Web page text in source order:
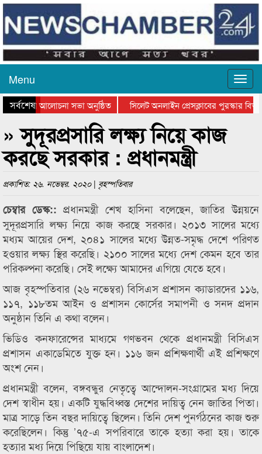
Menu
সর্বশেষ
দিবসের আলোচনা সভা অনুষ্ঠিত
সিলেট অনলাইন প্রেসক্লাবের পুরস্কার
সভা ও সম্মাননা প্রদান
কানাইঘাটের কিশোর আহাদের খুনি
» সুদূরপ্রসারি লক্ষ্য নিয়ে কাজ
করছে সরকার : প্রধানমন্ত্রী
প্রকাশিত: ২৬. নভেম্বর. ২০২০ | বৃহস্পতিবার
চেম্বার ডেস্ক::প্রধানমন্ত্রী শেখ হাসিনা বলেছেন, জাতির উন্নয়নে
সুদূরপ্রসারি লক্ষ্য নিয়ে কাজ করছে সরকার। ২০১৩ সালের মধ্যে
মধ্যম আয়ের দেশ, ২০৪১ সালের মধ্যে উন্নত-সমৃদ্ধ দেশে পরিণত
হওয়ার লক্ষ্য স্থির করেছি। ২১০০ সালের মধ্যে দেশ কেমন হবে তার
পরিকল্পনা করেছি। সেই লক্ষ্যে আমাদের এগিয়ে যেতে হবে।
আজ বৃহস্পতিবার (২৬ নভেম্বর) বিসিএস প্রশাসন ক্যাডারদের ১১৬,
১১৭, ১১৮তম আইন ও প্রশাসন কোর্সের সমাপনী ও সনদ প্রদান
অনুষ্ঠান তিনি এ কথা বলেন।
ভিডিও কনফারেন্সের মাধ্যমে গণভবন থেকে প্রধানমন্ত্রী বিসিএস
প্রশাসন একাডেমিতে যুক্ত হন। ১১৬ জন প্রশিক্ষণার্থী এই প্রশিক্ষণে
অংশ নেন।
প্রধানমন্ত্রী বলেন, বঙ্গবন্ধুর নেতৃত্বে আন্দোলন-সংগ্রামের মধ্য দিয়ে
দেশ স্বাধীন হয়। একটি যুদ্ধবিধ্বস্ত দেশের দায়িত্ব নেন জাতির পিতা।
মাত্র সাড়ে তিন বছর দায়িত্বে ছিলেন। তিনি দেশ পুনর্গঠনের কাজ শুরু
করেছিলেন। কিন্তু ’৭৫-এ সপরিবারে তাকে হত্যা করা হয়। তাকে
হত্যার মধ্য দিয়ে পিছিয়ে যায় বাংলাদেশ।